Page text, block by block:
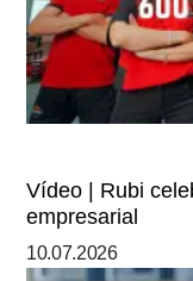
Vídeo | Rubi
empresarial
10.07.2026